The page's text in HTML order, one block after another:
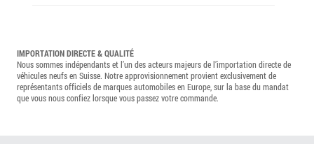
IMPORTATION DIRECTE & QUALITÉ
Nous sommes indépendants et l’un des acteurs majeurs de l’importation directe de
véhicules neufs en Suisse. Notre approvisionnement provient exclusivement de
représentants officiels de marques automobiles en Europe, sur la base du mandat
que vous nous confiez lorsque vous passez votre commande.